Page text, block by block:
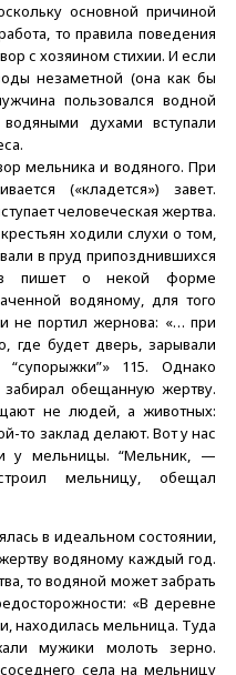
основной причиной
то правила поведения
с хозяином стихии. И если
незаметной (она как бы
пользовался водной
духами вступали
мельника и водяного. При
(«кладется») завет.
человеческая жертва.
ходили слухи о том,
в пруд припозднившихся
пишет о некой форме
водяному, для того
не портил жернова: «… при
где будет дверь, зарывали
115. Однако
обещанную жертву.
не людей, а животных:
то заклад делают. Вот у нас
у мельницы. “Мельник, —
мельницу, обещал
в идеальном состоянии,
водяному каждый год.
то водяной может забрать
«В деревне
находилась мельница. Туда
мужики молоть зерно.
села на мельницу